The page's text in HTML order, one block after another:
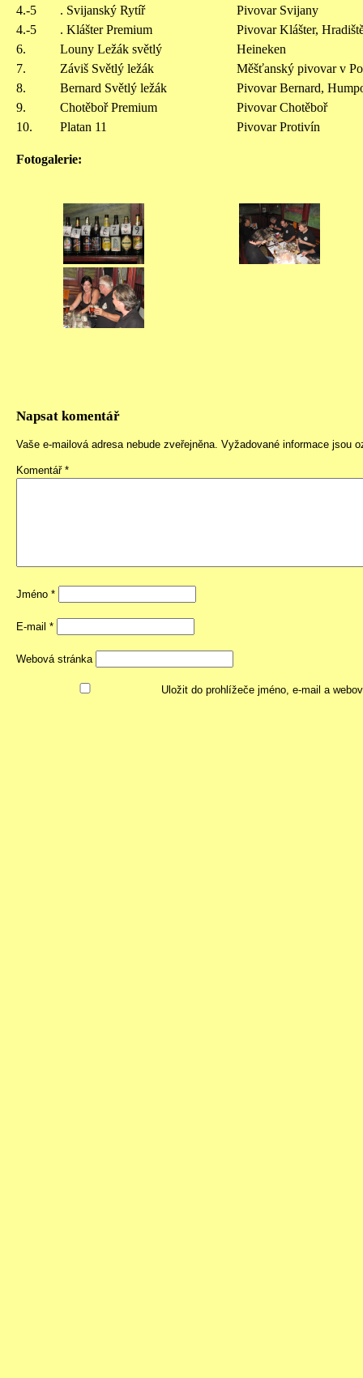
4.-5
. Svijanský Rytíř
Pivovar Svijany
4.-5
. Klášter Premium
Pivovar Klášter,
6.
Louny Ležák světlý
Heineken
7.
Záviš Světlý ležák
Měšťanský pivovar v
8.
Bernard Světlý ležák
Pivovar Bernard,
9.
Chotěboř Premium
Pivovar Chotěboř
10.
Platan 11 Pivovar Protivín
Fotogalerie:
Napsat komentář
Vaše e-mailová adresa nebude zveřejněna. Vyžadované informace jsou
Komentář *
Jméno *
E-mail *
Webová stránka
Uložit do prohlížeče jméno, e-mail a